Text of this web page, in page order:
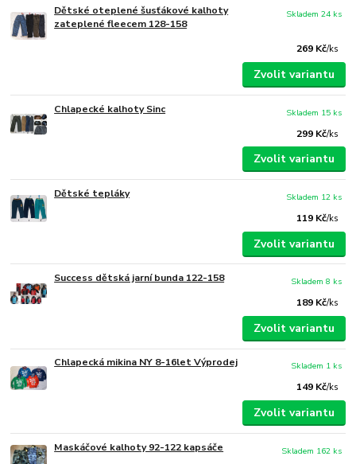
Dětské oteplené šusťákové kalhoty
zateplené fleecem 128-158
269 Kč/ks
Skladem 24 ks
Zvolit variantu
Chlapecké kalhoty Sinc
299 Kč/ks
Skladem 15 ks
Zvolit variantu
Dětské tepláky
119 Kč/ks
Skladem 12 ks
Zvolit variantu
Success dětská jarní bunda 122-158
189 Kč/ks
Skladem 8 ks
Zvolit variantu
Chlapecká mikina NY 8-16let Výprodej
149 Kč/ks
Skladem 1 ks
Zvolit variantu
Maskáčové kalhoty 92-122 kapsáče
Skladem 162 ks